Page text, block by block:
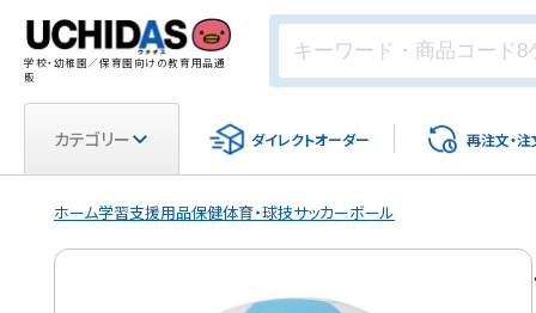
学校・幼稚園／保育園向けの教育用品通
販
カテゴリー ダイレクトオーダー 再注文・注
ホーム学習支援用品保健体育・球技サッカーボール